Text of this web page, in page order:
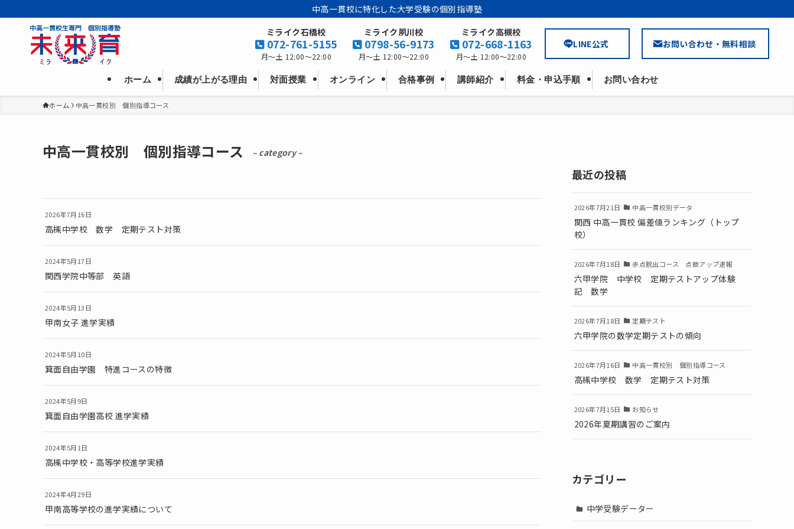
中高一貫校に特化した大学受験の個別指導塾
ホーム 成績が上がる理由 対面授業 オンライン 合格事例 講師紹介 料金・申込手順 お問い合わせ
ミライク石橋校
072-761-5155
月～土 12:00～22:00
ミライク夙川校
0798-56-9173
月～土 12:00～22:00
ミライク高槻校
072-668-1163
月～土 12:00～22:00
LINE公式 お問い合わせ・無料相談
ホーム 中高一貫校別 個別指導コース
中高一貫校別 個別指導コース – category –
2026年7月16日
高槻中学校 数学 定期テスト対策
2024年5月17日
関西学院中等部 英語
2024年5月13日
甲南女子 進学実績
2024年5月10日
箕面自由学園 特進コースの特徴
2024年5月9日
箕面自由学園高校 進学実績
2024年5月1日
高槻中学校・高等学校進学実績
2024年4月29日
甲南高等学校の進学実績について
最近の投稿
2026年7月21日 中高一貫校別データ
関西 中高一貫校 偏差値ランキング（トップ
校）
2026年7月18日 赤点脱出コース 点数アップ速報
六甲学院 中学校 定期テストアップ体験
記 数学
2026年7月18日 定期テスト
六甲学院の数学定期テストの傾向
2026年7月16日 中高一貫校別 個別指導コース
高槻中学校 数学 定期テスト対策
2026年7月15日 お知らせ
2026年夏期講習のご案内
カテゴリー
中学受験データー